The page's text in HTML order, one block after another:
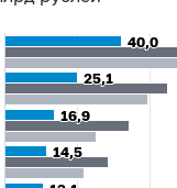
40,0
40,0
25,1
25,1
16,9
16,9
14,5
14,5